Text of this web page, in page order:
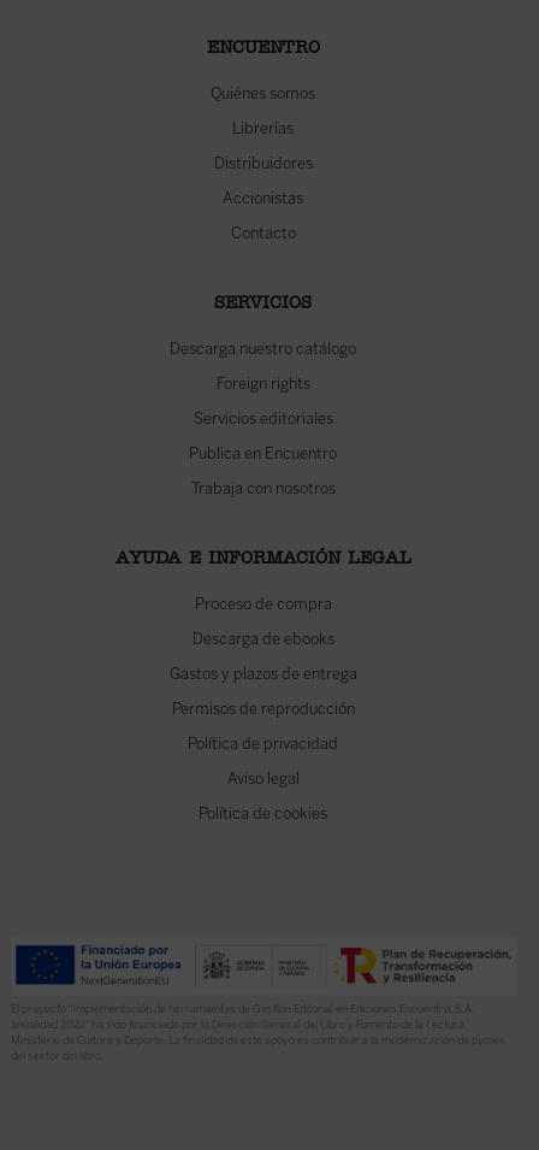
ENCUENTRO
Quiénes somos
Librerías
Distribuidores
Accionistas
Contacto
SERVICIOS
Descarga nuestro catálogo
Foreign rights
Servicios editoriales
Publica en Encuentro
Trabaja con nosotros
AYUDA E INFORMACIÓN LEGAL
Proceso de compra
Descarga de ebooks
Gastos y plazos de entrega
Permisos de reproducción
Política de privacidad
Aviso legal
Política de cookies
El proyecto “Implementación de herramientas de Gestión Editorial en Ediciones Encuentro, S.A.
anualidad 2022” ha sido financiado por la Dirección General del Libro y Fomento de la Lectura,
Ministerio de Cultura y Deporte. La finalidad de este apoyo es contribuir a la modernización de pymes
del sector del libro.